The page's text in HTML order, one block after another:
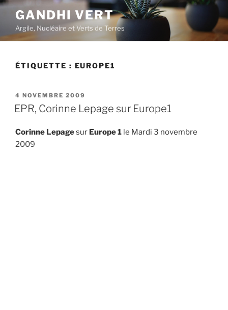
Aller
contenu
principal
GANDHI VERT
Argile, Nucléaire et Verts de Terres
ÉTIQUETTE : EUROPE1
PUBLIÉ
LE
4 NOVEMBRE 2009
EPR, Corinne Lepage sur Europe1
Corinne Lepagesur Europe 1 le Mardi 3 novembre
2009